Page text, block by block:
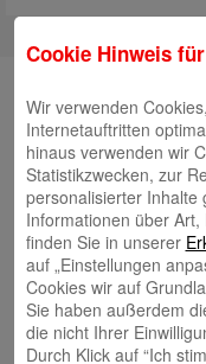
Neueste
Radlkonvoi des
Campus Nord 5.
Willkommen bei
Tierische
Cookie Hinweis für
Wir verwenden
Internetauftritten
hinaus verwenden wir
Statistikzwecken, zur
personalisierter Inhalte
Informationen über
finden Sie in unserer
auf „Einstellungen
Cookies wir auf
Sie haben außerdem
die nicht Ihrer
Durch Klick auf “Ich